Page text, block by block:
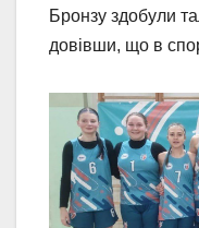
Бронзу здобули
довівши, що в